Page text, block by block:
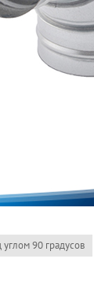
90 градусов